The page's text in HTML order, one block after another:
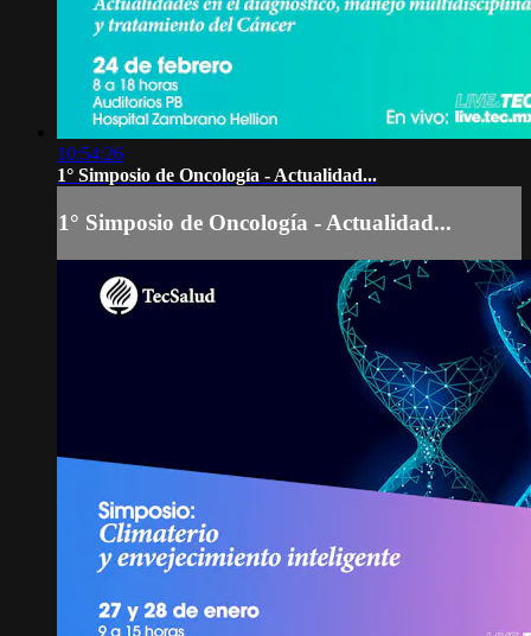
10:54:26
1° Simposio de Oncología - Actualidad...
1° Simposio de Oncología - Actualidad...